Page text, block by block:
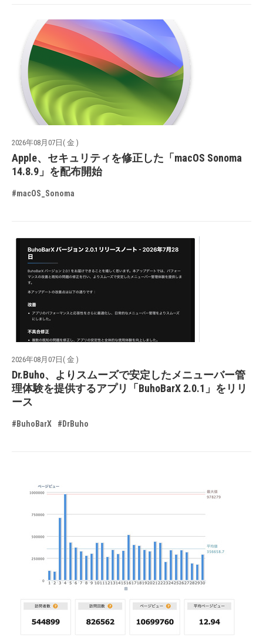
2026年08月07日( 金 )
Apple、セキュリティを修正した「macOS Sonoma
14.8.9」を配布開始
#macOS_Sonoma
2026年08月07日( 金 )
Dr.Buho、よりスムーズで安定したメニューバー管
理体験を提供するアプリ「BuhoBarX 2.0.1」をリリ
ース
#BuhoBarX #DrBuho